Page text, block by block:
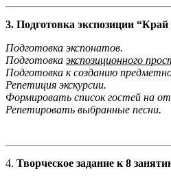
3. Подготовка экспозиции
Подготовка экспонатов.
Подготовка экспозиционного
Подготовка к созданию
Репетиция экскурсии.
Формировать список гостей на
Репетировать выбранные песни.
4. Творческое задание к 8